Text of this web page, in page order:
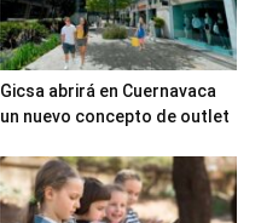
Gicsa abrirá en Cuernavaca
un nuevo concepto de outlet